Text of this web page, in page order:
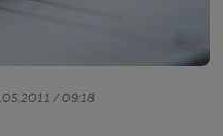
/ 09:18